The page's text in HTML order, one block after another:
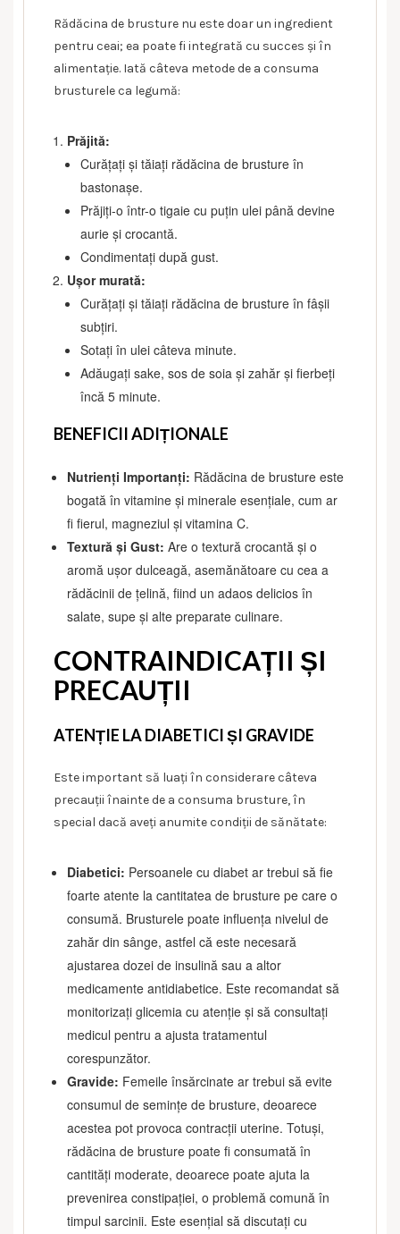
Rădăcina de brusture nu este doar un ingredient
pentru ceai; ea poate fi integrată cu succes și în
alimentație. Iată câteva metode de a consuma
brusturele ca legumă:
Prăjită:
Curățați și tăiați rădăcina de brusture în
bastonașe.
Prăjiți-o într-o tigaie cu puțin ulei până devine
aurie și crocantă.
Condimentați după gust.
Ușor murată:
Curățați și tăiați rădăcina de brusture în fâșii
subțiri.
Sotați în ulei câteva minute.
Adăugați sake, sos de soia și zahăr și fierbeți
încă 5 minute.
BENEFICII ADIȚIONALE
Nutrienți Importanți: Rădăcina de brusture este
bogată în vitamine și minerale esențiale, cum ar
fi fierul, magneziul și vitamina C.
Textură și Gust: Are o textură crocantă și o
aromă ușor dulceagă, asemănătoare cu cea a
rădăcinii de țelină, fiind un adaos delicios în
salate, supe și alte preparate culinare.
CONTRAINDICAȚII ȘI
PRECAUȚII
ATENȚIE LA DIABETICI ȘI GRAVIDE
Este important să luați în considerare câteva
precauții înainte de a consuma brusture, în
special dacă aveți anumite condiții de sănătate:
Diabetici: Persoanele cu diabet ar trebui să fie
foarte atente la cantitatea de brusture pe care o
consumă. Brusturele poate influența nivelul de
zahăr din sânge, astfel că este necesară
ajustarea dozei de insulină sau a altor
medicamente antidiabetice. Este recomandat să
monitorizați glicemia cu atenție și să consultați
medicul pentru a ajusta tratamentul
corespunzător.
Gravide: Femeile însărcinate ar trebui să evite
consumul de semințe de brusture, deoarece
acestea pot provoca contracții uterine. Totuși,
rădăcina de brusture poate fi consumată în
cantități moderate, deoarece poate ajuta la
prevenirea constipației, o problemă comună în
timpul sarcinii. Este esențial să discutați cu